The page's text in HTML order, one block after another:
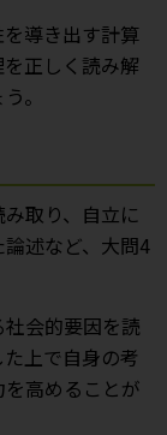
導き出す計算
正しく読み解
。
取り、自立に
述など、大問4
会的要因を読
上で自身の考
高めることが